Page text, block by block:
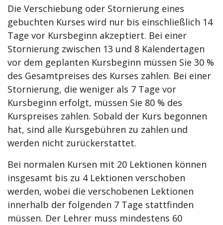
Die Verschiebung oder Stornierung eines
gebuchten Kurses wird nur bis einschließlich 14
Tage vor Kursbeginn akzeptiert. Bei einer
Stornierung zwischen 13 und 8 Kalendertagen
vor dem geplanten Kursbeginn müssen Sie 30 %
des Gesamtpreises des Kurses zahlen. Bei einer
Stornierung, die weniger als 7 Tage vor
Kursbeginn erfolgt, müssen Sie 80 % des
Kurspreises zahlen. Sobald der Kurs begonnen
hat, sind alle Kursgebühren zu zahlen und
werden nicht zurückerstattet.
Bei normalen Kursen mit 20 Lektionen können
insgesamt bis zu 4 Lektionen verschoben
werden, wobei die verschobenen Lektionen
innerhalb der folgenden 7 Tage stattfinden
müssen. Der Lehrer muss mindestens 60